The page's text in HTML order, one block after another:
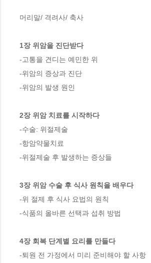
머리말/ 격려사/ 축사
1장 위암을 진단받다
-고통을 견디는 예민한 위
-위암의 증상과 진단
-위암의 발생 원인
2장 위암 치료를 시작하다
-수술: 위절제술
-항암약물치료
-위절제술 후 발생하는 증상들
3장 위암 수술 후 식사 원칙을 배우다
-위 절제 후 식사 요법의 원칙
-식품의 올바른 선택과 섭취 방법
4장 회복 단계별 요리를 만들다
-퇴원 전 가정에서 미리 준비해야 할 사항